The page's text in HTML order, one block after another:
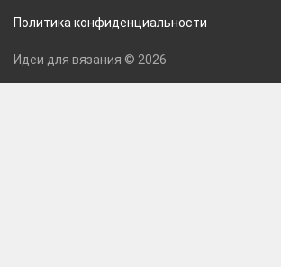
Политика конфиденциальности
Идеи для вязания © 2026